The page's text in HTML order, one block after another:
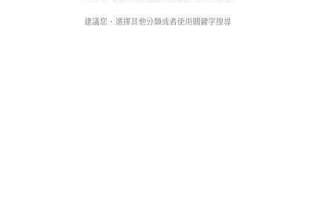
建議您，選擇其他分類或者使用關鍵字搜尋